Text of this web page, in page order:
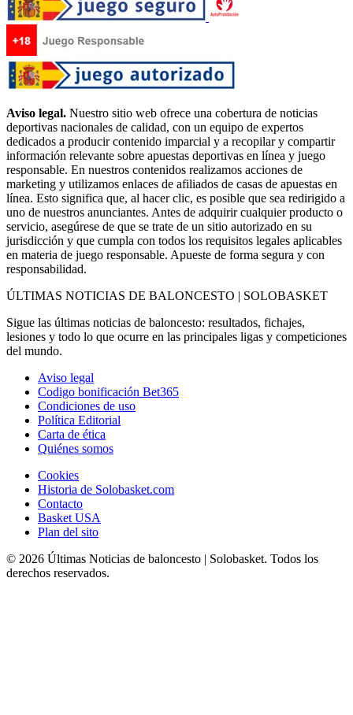
Aviso legal. Nuestro sitio web ofrece una cobertura de noticias
deportivas nacionales de calidad, con un equipo de expertos
dedicados a producir contenido imparcial y a recopilar y compartir
información relevante sobre apuestas deportivas en línea y juego
responsable. En nuestros contenidos realizamos acciones de
marketing y utilizamos enlaces de afiliados de casas de apuestas en
línea. Esto significa que, al hacer clic, es posible que sea redirigido a
uno de nuestros anunciantes. Antes de adquirir cualquier producto o
servicio, asegúrese de que se trate de un sitio autorizado en su
jurisdicción y que cumpla con todos los requisitos legales aplicables
en materia de juego responsable. Apueste de forma segura y con
responsabilidad.
ÚLTIMAS NOTICIAS DE BALONCESTO | SOLOBASKET
Sigue las últimas noticias de baloncesto: resultados, fichajes,
lesiones y todo lo que ocurre en las principales ligas y competiciones
del mundo.
Aviso legal
Codigo bonificación Bet365
Condiciones de uso
Política Editorial
Carta de ética
Quiénes somos
Cookies
Historia de Solobasket.com
Contacto
Basket USA
Plan del sito
© 2026 Últimas Noticias de baloncesto | Solobasket. Todos los
derechos reservados.